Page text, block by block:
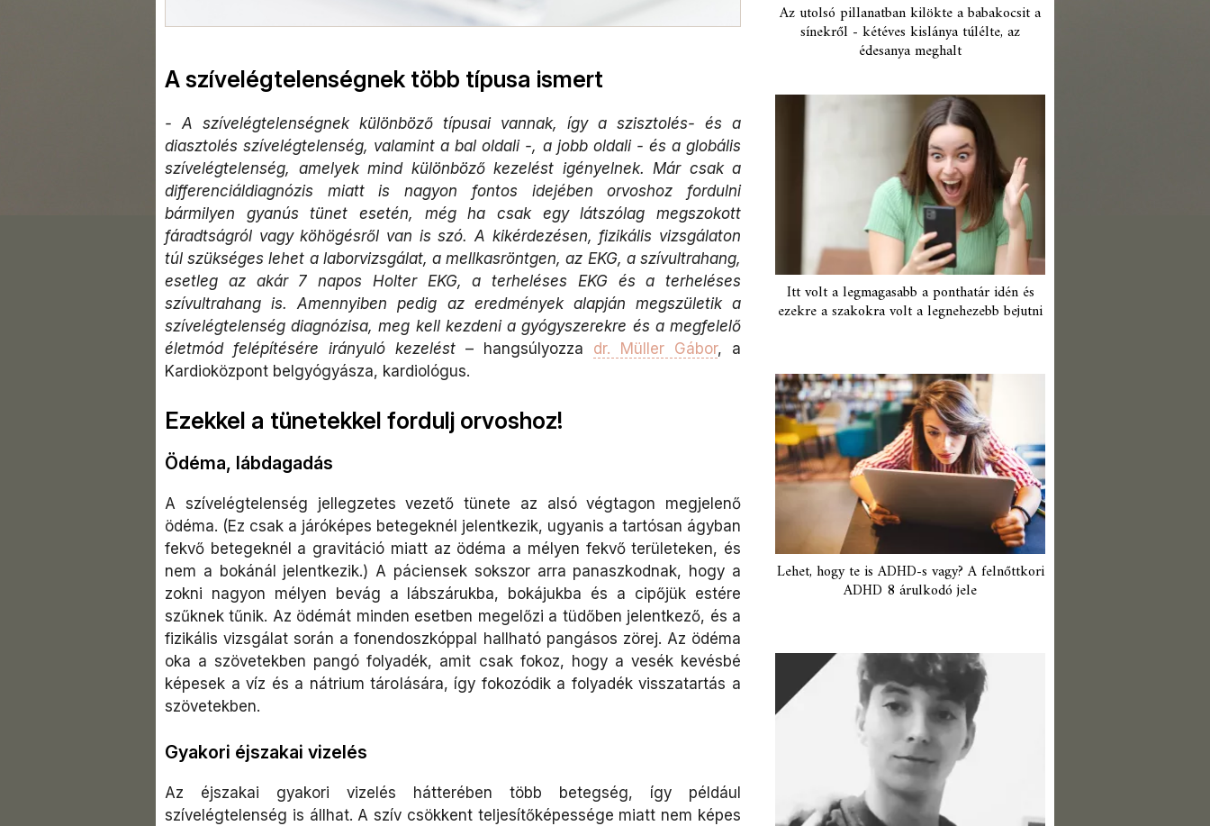
A szívelégtelenségnek több típusa ismert
- A szívelégtelenségnek különböző típusai vannak, így a szisztolés- és a
diasztolés szívelégtelenség, valamint a bal oldali -, a jobb oldali - és a globális
szívelégtelenség, amelyek mind különböző kezelést igényelnek. Már csak a
differenciáldiagnózis miatt is nagyon fontos idejében orvoshoz fordulni
bármilyen gyanús tünet esetén, még ha csak egy látszólag megszokott
fáradtságról vagy köhögésről van is szó. A kikérdezésen, fizikális vizsgálaton
túl szükséges lehet a laborvizsgálat, a mellkasröntgen, az EKG, a szívultrahang,
esetleg az akár 7 napos Holter EKG, a terheléses EKG és a terheléses
szívultrahang is. Amennyiben pedig az eredmények alapján megszületik a
szívelégtelenség diagnózisa, meg kell kezdeni a gyógyszerekre és a megfelelő
életmód felépítésére irányuló kezelést – hangsúlyozza dr. Müller Gábor, a
Kardioközpont belgyógyásza, kardiológus.
Ezekkel a tünetekkel fordulj orvoshoz!
Ödéma, lábdagadás
A szívelégtelenség jellegzetes vezető tünete az alsó végtagon megjelenő
ödéma. (Ez csak a járóképes betegeknél jelentkezik, ugyanis a tartósan ágyban
fekvő betegeknél a gravitáció miatt az ödéma a mélyen fekvő területeken, és
nem a bokánál jelentkezik.) A páciensek sokszor arra panaszkodnak, hogy a
zokni nagyon mélyen bevág a lábszárukba, bokájukba és a cipőjük estére
szűknek tűnik. Az ödémát minden esetben megelőzi a tüdőben jelentkező, és a
fizikális vizsgálat során a fonendoszkóppal hallható pangásos zörej. Az ödéma
oka a szövetekben pangó folyadék, amit csak fokoz, hogy a vesék kevésbé
képesek a víz és a nátrium tárolására, így fokozódik a folyadék visszatartás a
szövetekben.
Gyakori éjszakai vizelés
Az éjszakai gyakori vizelés hátterében több betegség, így például
szívelégtelenség is állhat. A szív csökkent teljesítőképessége miatt nem képes
Az utolsó pillanatban kilökte a babakocsit a
sínekről - kétéves kislánya túlélte, az
édesanya meghalt
Itt volt a legmagasabb a ponthatár idén és
ezekre a szakokra volt a legnehezebb bejutni
Lehet, hogy te is ADHD-s vagy? A felnőttkori
ADHD 8 árulkodó jele